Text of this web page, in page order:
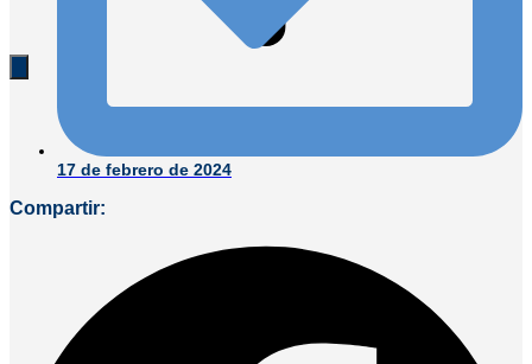
17 de febrero de 2024
Compartir: